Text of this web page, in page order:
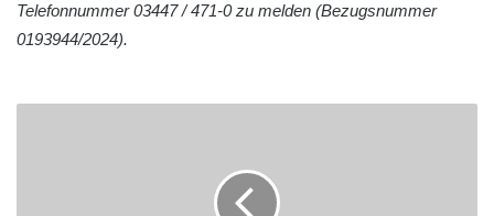
Telefonnummer 03447 / 471-0 zu melden (Bezugsnummer
0193944/2024).